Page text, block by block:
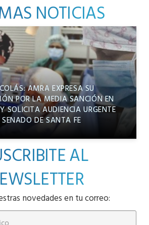
NOTICIAS
AMRA EXPRESA SU
POR LA MEDIA SANCIÓN EN
SOLICITA AUDIENCIA URGENTE
DE SANTA FE
AL
novedades en tu correo: